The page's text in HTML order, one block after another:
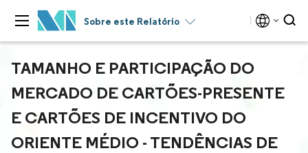
Sobre este Relatório
TAMANHO E PARTICIPAÇÃO DO
MERCADO DE CARTÕES-PRESENTE
E CARTÕES DE INCENTIVO DO
ORIENTE MÉDIO - TENDÊNCIAS DE